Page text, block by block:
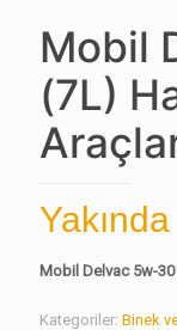
Mobil
(7L)
Yakında
Mobil Delvac 5w-
Kategoriler: Binek